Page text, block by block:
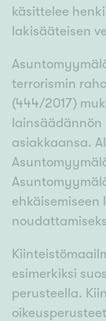
käsittelee
lakisääteisen
terrorismin
(444/2017)
lainsäädännön
asiakkaansa.
esimerkiksi
perusteella.